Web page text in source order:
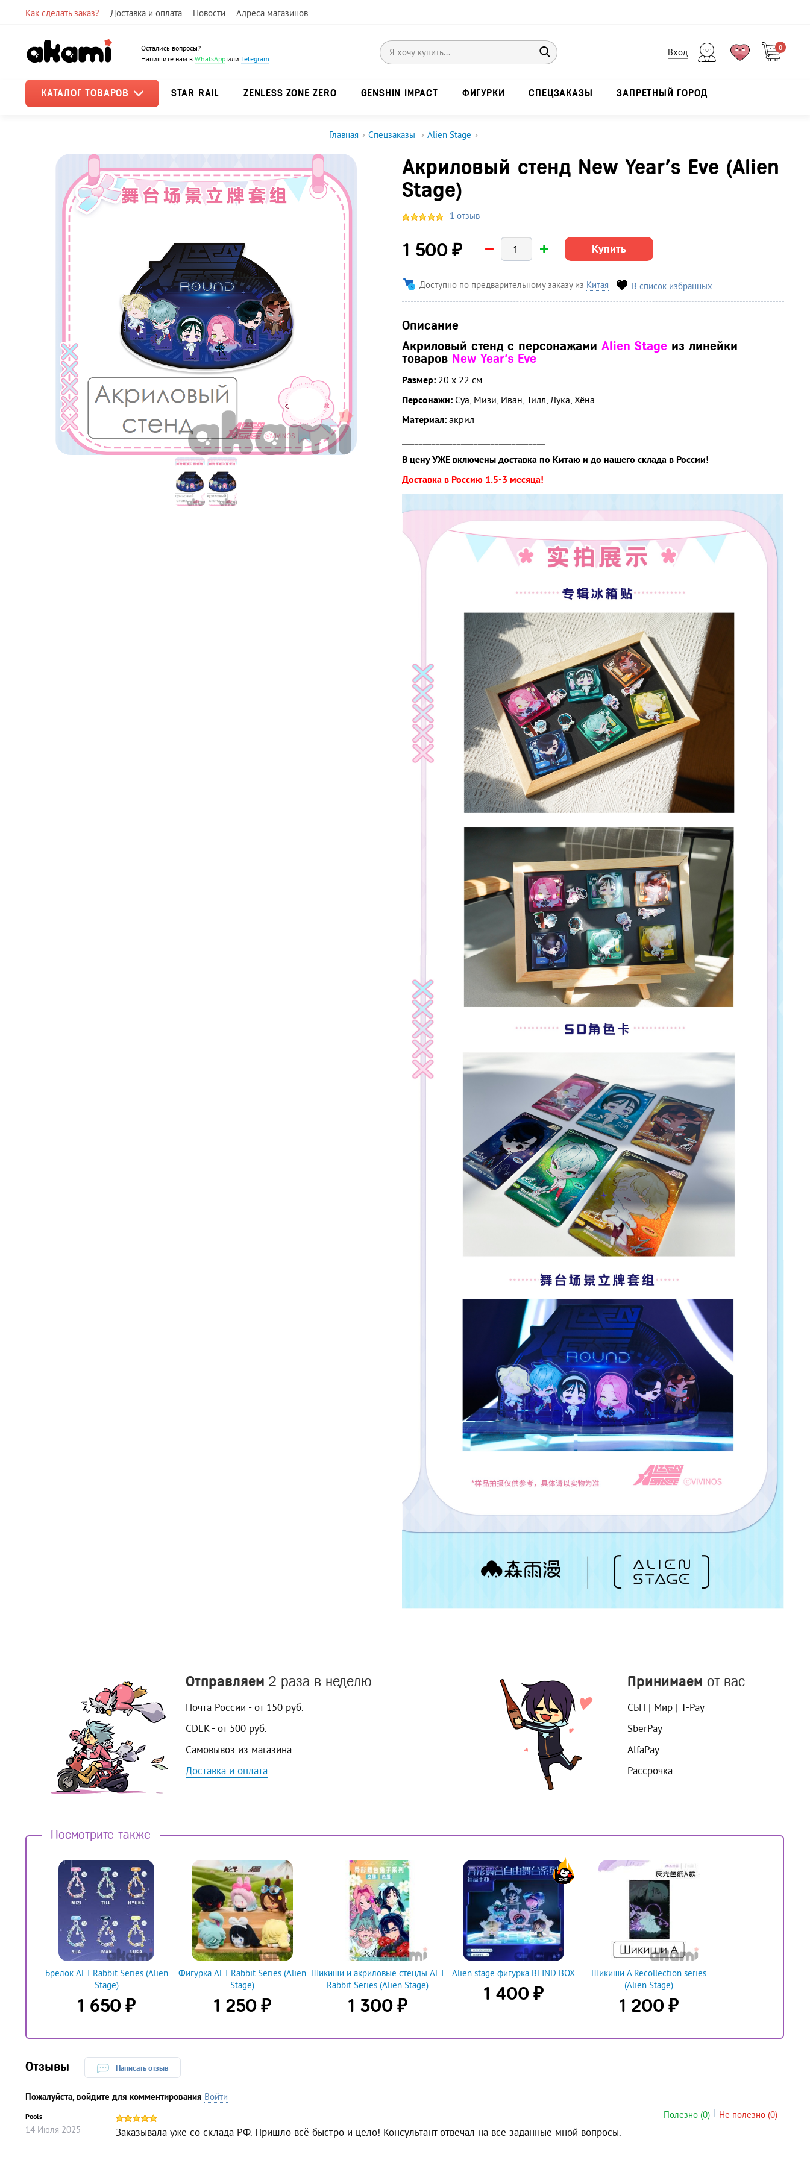
Как сделать заказ? Доставка и оплата Новости Адреса магазинов
Остались вопросы?
Напишите нам вWhatsApp илиTelegram
Вход 0
КАТАЛОГ ТОВАРОВ STAR RAIL ZENLESS ZONE ZERO GENSHIN IMPACT ФИГУРКИ СПЕЦЗАКАЗЫ ЗАПРЕТНЫЙ ГОРОД
Главная › Спецзаказы › Alien Stage ›
Акриловый стенд New Year's Eve (Alien
Stage)
1 отзыв
1 500 ₽ Купить
Доступно по предварительному заказу из Китая В список избранных
Описание
Акриловый стенд с персонажами Alien Stage из линейки
товаров New Year's Eve
Размер: 20 х 22 см
Персонажи: Суа, Мизи, Иван, Тилл, Лука, Хёна
Материал: акрил
В цену УЖЕ включены доставка по Китаю и до нашего склада в России!
Доставка в Россию 1.5-3 месяца!
Отправляем 2 раза в неделю
Почта России - от 150 руб.
CDEK - от 500 руб.
Самовывоз из магазина
Доставка и оплата
Принимаем от вас
СБП | Мир | T-Pay
SberPay
AlfaPay
Рассрочка
Посмотрите также
Брелок AET Rabbit Series (Alien
Stage)
1 650 ₽
Фигурка AET Rabbit Series (Alien
Stage)
1 250 ₽
Шикиши и акриловые стенды AET
Rabbit Series (Alien Stage)
1 300 ₽
Alien stage фигурка BLIND BOX
1 400 ₽
Шикиши А Recollection series
(Alien Stage)
1 200 ₽
Отзывы Написать отзыв
Пожалуйста, войдите для комментирования Войти
Pools
14 Июля 2025
Полезно (0) Не полезно (0)
Заказывала уже со склада РФ. Пришло всё быстро и цело! Консультант отвечал на все заданные мной вопросы.